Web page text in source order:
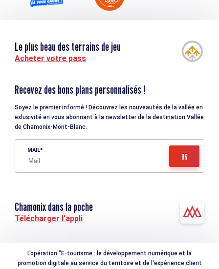
Le plus beau des terrains de jeu
Acheter votre pass
Recevez des bons plans personnalisés !
Soyez le premier informé ! Découvrez les nouveautés de la vallée en
exlusivité en vous abonnant à la newsletter de la destination Vallée
de Chamonix-Mont-Blanc.
MAIL
Chamonix dans la poche
Télécharger l'appli
L'opération "E-tourisme : le développement numérique et la
promotion digitale au service du territoire et de l'expérience client